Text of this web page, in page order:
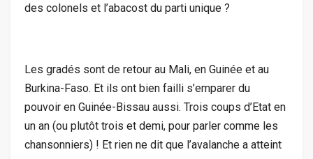
des colonels et l’abacost du parti unique ?
Les gradés sont de retour au Mali, en Guinée et au
Burkina-Faso. Et ils ont bien failli s’emparer du
pouvoir en Guinée-Bissau aussi. Trois coups d’Etat en
un an (ou plutôt trois et demi, pour parler comme les
chansonniers) ! Et rien ne dit que l’avalanche a atteint